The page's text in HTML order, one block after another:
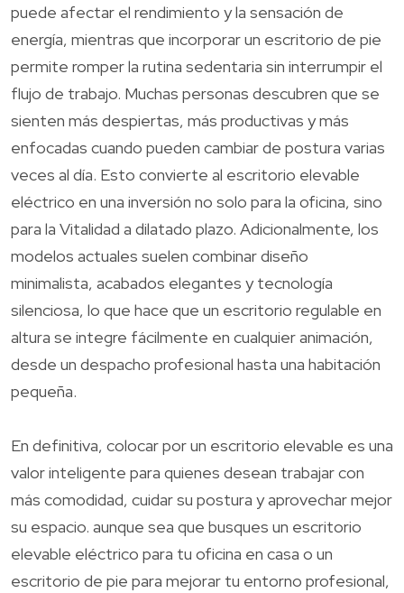
puede afectar el rendimiento y la sensación de
energía, mientras que incorporar un escritorio de pie
permite romper la rutina sedentaria sin interrumpir el
flujo de trabajo. Muchas personas descubren que se
sienten más despiertas, más productivas y más
enfocadas cuando pueden cambiar de postura varias
veces al día. Esto convierte al escritorio elevable
eléctrico en una inversión no solo para la oficina, sino
para la Vitalidad a dilatado plazo. Adicionalmente, los
modelos actuales suelen combinar diseño
minimalista, acabados elegantes y tecnología
silenciosa, lo que hace que un escritorio regulable en
altura se integre fácilmente en cualquier animación,
desde un despacho profesional hasta una habitación
pequeña.
En definitiva, colocar por un escritorio elevable es una
valor inteligente para quienes desean trabajar con
más comodidad, cuidar su postura y aprovechar mejor
su espacio. aunque sea que busques un escritorio
elevable eléctrico para tu oficina en casa o un
escritorio de pie para mejorar tu entorno profesional,